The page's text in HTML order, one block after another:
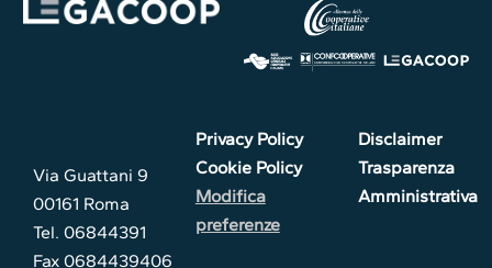
Via Guattani 9
00161 Roma
Tel. 06844391
Fax 0684439406
Privacy Policy
Cookie Policy
Modifica
preferenze
Disclaimer
Trasparenza
Amministrativa